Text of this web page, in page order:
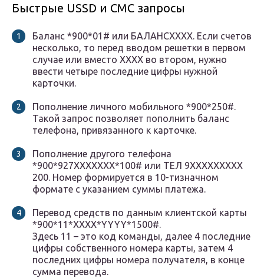
Быстрые USSD и СМС запросы
Баланс *900*01# или БАЛАНСХХХХ. Если счетов
несколько, то перед вводом решетки в первом
случае или вместо ХХХХ во втором, нужно
ввести четыре последние цифры нужной
карточки.
Пополнение личного мобильного *900*250#.
Такой запрос позволяет пополнить баланс
телефона, привязанного к карточке.
Пополнение другого телефона
*900*927ХХХХХХХ*100# или ТЕЛ 9ХХХХХХХХХ
200. Номер формируется в 10-тизначном
формате с указанием суммы платежа.
Перевод средств по данным клиентской карты
*900*11*ХХХХ*YYYY*1500#.
Здесь 11 – это код команды, далее 4 последние
цифры собственного номера карты, затем 4
последних цифры номера получателя, в конце
сумма перевода.